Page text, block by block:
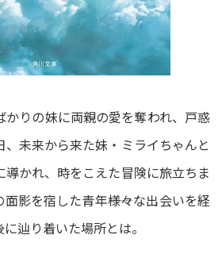
かりの妹に両親の愛を奪われ、戸惑
、未来から来た妹・ミライちゃんと
かれ、時をこえた冒険に旅立ちま
影を宿した青年――様々な出会いを経
辿り着いた場所とは。